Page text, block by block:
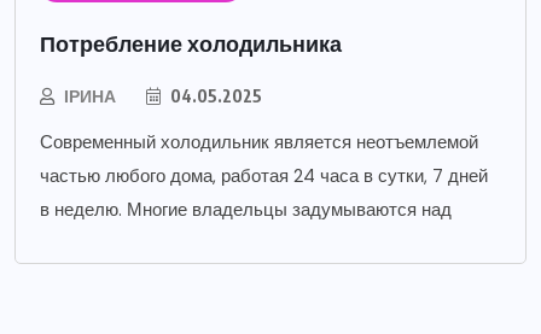
Потребление холодильника
ІРИНА 04.05.2025
Современный холодильник является неотъемлемой
частью любого дома, работая 24 часа в сутки, 7 дней
в неделю. Многие владельцы задумываются над